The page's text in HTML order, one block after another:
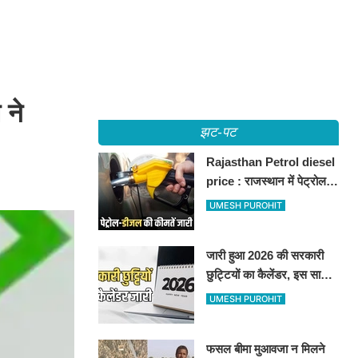
ने
झट-पट
Rajasthan Petrol diesel
price : राजस्थान में पेट्रोल-
डीजल की कीमतें जारी, जानिए
UMESH PUROHIT
जारी हुआ 2026 की सरकारी
छुट्टियों का कैलेंडर, इस साल
कई बार मिलेगा लगातार
UMESH PUROHIT
फसल बीमा मुआवजा न मिलने